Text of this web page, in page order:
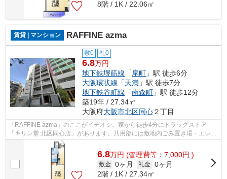
8階 / 1K / 22.06㎡
賃貸 | マンション RAFFINE azma
敷0 礼0
6.8万円
地下鉄堺筋線 「扇町 」駅 徒歩6分
大阪環状線 「天満 」駅 徒歩7分
地下鉄谷町線 「南森町 」駅 徒歩12分
築19年 / 27.34㎡
大阪府大阪市北区同心２丁目
「RAFFINE azma」のここがイチオシ。家から徒歩4分にドラッグストア
「キリン堂 北区同心店」があります。共用部には敷地内ごみ置き場・エレベ
ータなどが揃っており、とても充実してい...
6.8万円 (管理費等：7,000円 )
敷金 0ヶ月 礼金 0ヶ月
2階 / 1K / 27.34㎡